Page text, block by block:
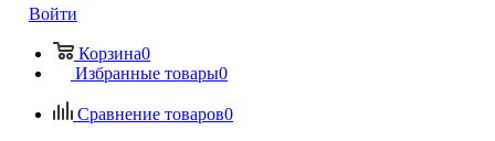
Войти
Корзина0
Избранные товары0
Сравнение товаров0